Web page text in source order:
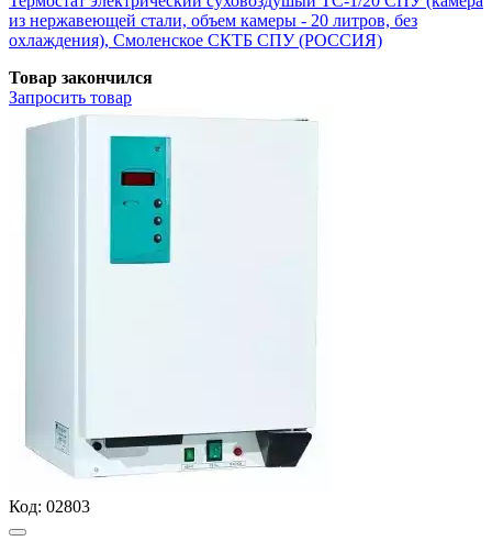
из нержавеющей стали, объем камеры - 20 литров, без
охлаждения), Смоленское СКТБ СПУ (РОССИЯ)
Товар закончился
Запросить товар
Код: 02803